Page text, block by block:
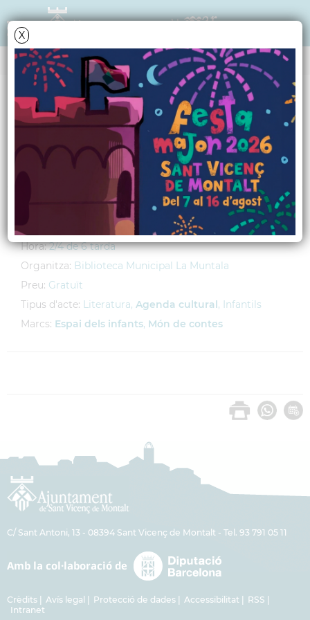
X
AGENDA
Dimecres7 novembre 2012
L'hora del conte
Centre Cívic El Gorg
Adreça:
Riera del Gorg, s/n
Hora: 2/4 de 6 tarda
Organitza: Biblioteca Municipal La Muntala
Preu: Gratuït
Tipus d'acte: Literatura, Agenda cultural, Infantils
Marcs: Espai dels infants, Món de contes
C/ Sant Antoni, 13 - 08394 Sant Vicenç de Montalt - Tel. 93 791 05 11
Crèdits Avís legal Protecció de dades Accessibilitat
RSS
Intranet